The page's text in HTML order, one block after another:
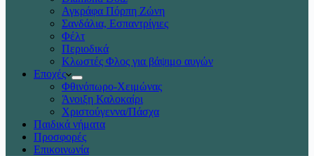
Αγκράφα Πόρπη Ζώνη
Σανδάλια, Εσπαντρίγιες
Φέλτ
Περιοδικά
Κλωστές Φλος για βάψιμο αυγών
Εποχές
Φθινόπωρο-Χειμώνας
Άνοιξη Καλοκαίρι
Χριστούγεννα/Πάσχα
Παιδικά νήματα
Προσφορές
Επικοινωνία